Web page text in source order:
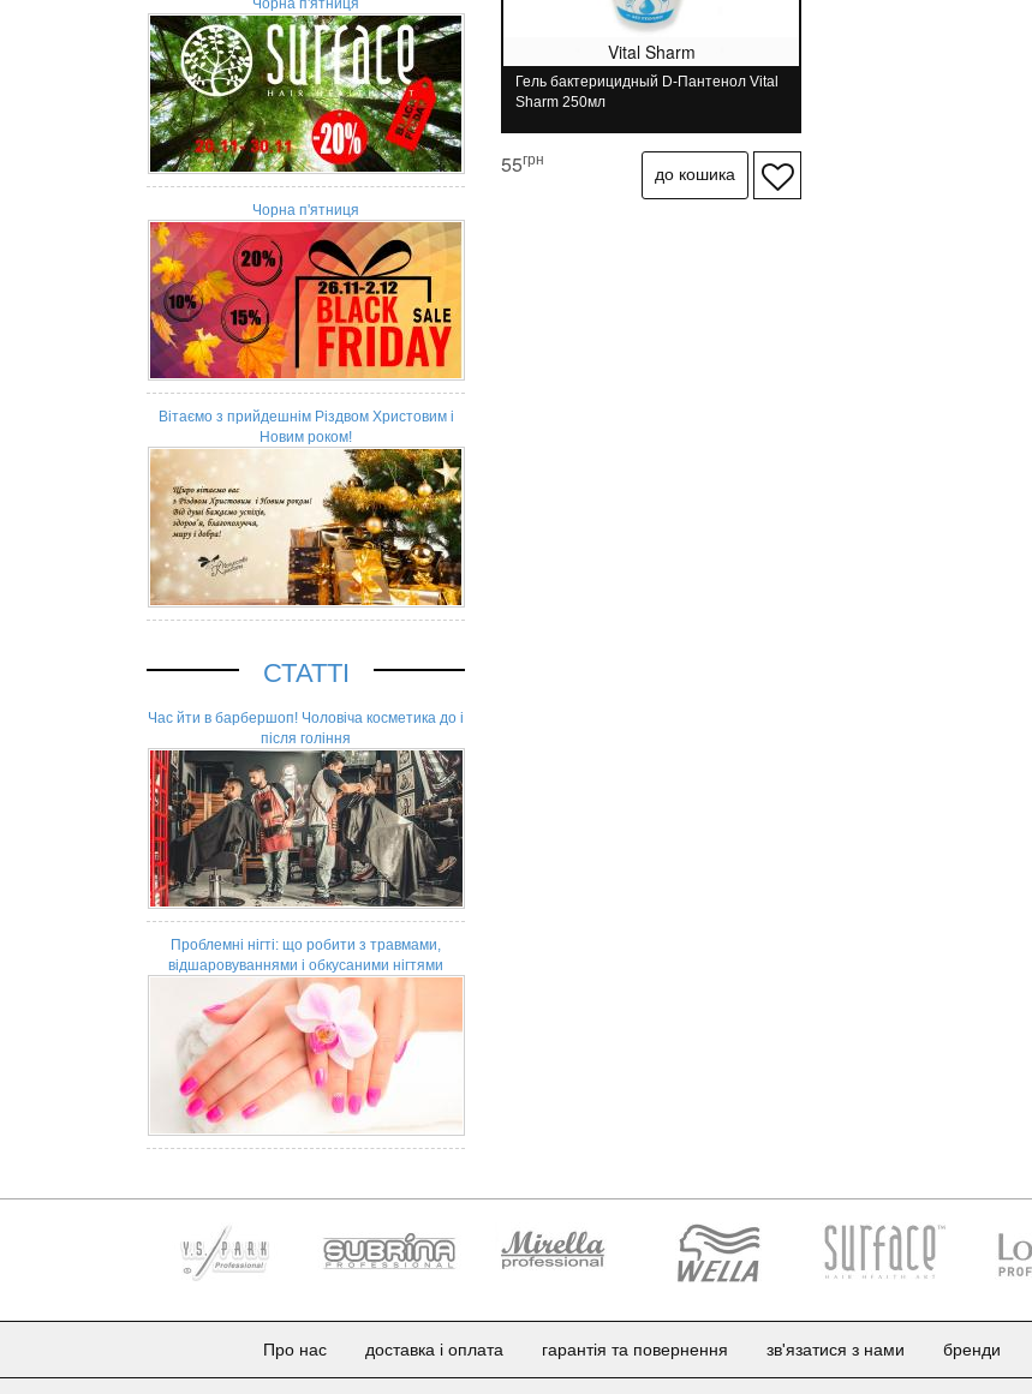
Чорна п'ятниця
Чорна п'ятниця
Вітаємо з прийдешнім Різдвом Христовим і
Новим роком!
СТАТТІ
Час йти в барбершоп! Чоловіча косметика до і
після гоління
Проблемні нігті: що робити з травмами,
відшаровуваннями і обкусаними нігтями
Vital Sharm
Гель бактерицидный D-Пантенол Vital
Sharm 250мл
55грн
Про нас доставка і оплата гарантія та повернення зв'язатися з нами бренди